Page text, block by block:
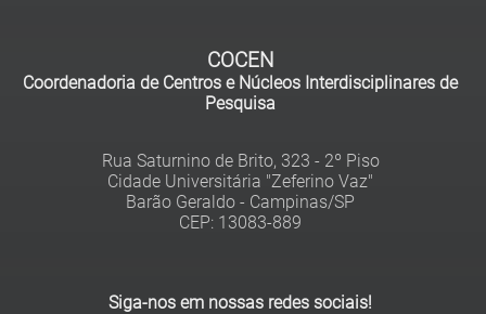
COCEN
Coordenadoria de Centros e Núcleos Interdisciplinares de
Pesquisa
Rua Saturnino de Brito, 323 - 2º Piso
Cidade Universitária "Zeferino Vaz"
Barão Geraldo - Campinas/SP
Siga-nos em nossas redes sociais!